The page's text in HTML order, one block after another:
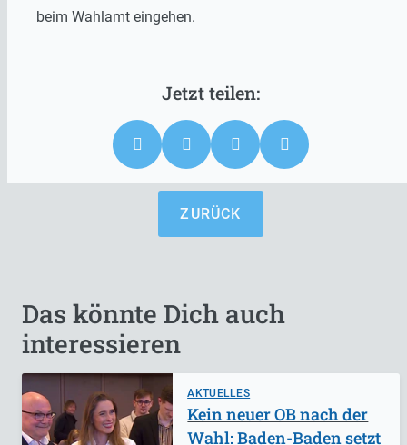
beim Wahlamt eingehen.
ZURÜCK
Das könnte Dich auch
interessieren
AKTUELLES
Kein neuer OB nach der
Wahl: Baden-Baden setzt